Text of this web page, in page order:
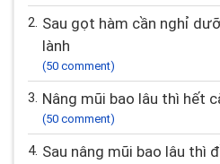
2. Sau gọt hàm cần nghỉ dưỡng bao lâu? bao lâu thì
lành
(50 comment)
3. Nâng mũi bao lâu thì hết
(50 comment)
4. Sau nâng mũi bao lâu thì đầu mũi hết to? Cách